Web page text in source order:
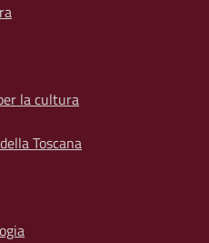
la cultura
Toscana